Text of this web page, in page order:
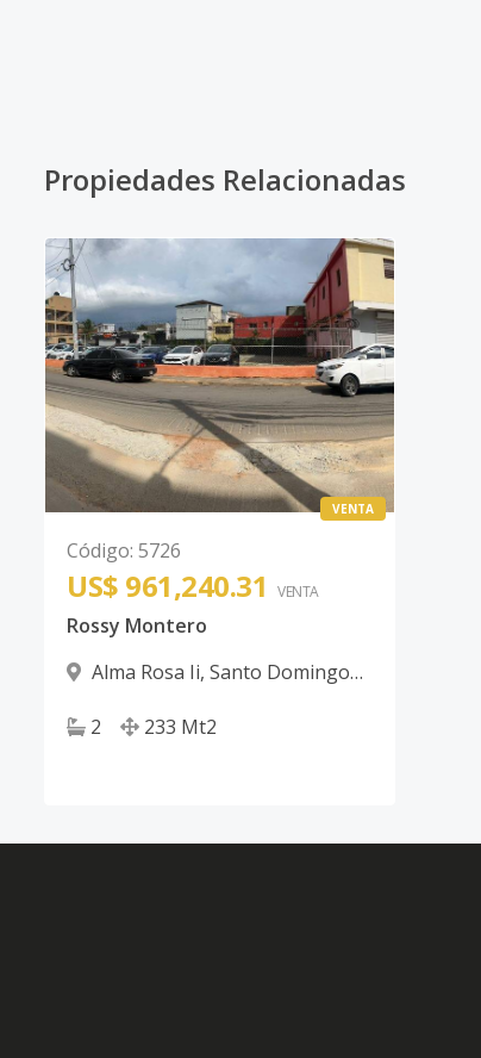
Propiedades Relacionadas
VENTA
Código: 5726
US$ 961,240.31 VENTA
Rossy Montero
Alma Rosa Ii, Santo Domingo
2
233 Mt2